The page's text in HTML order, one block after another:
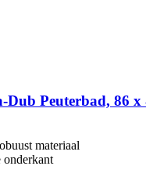
​Dub Peuterbad, 86 x
materiaal
onderkant